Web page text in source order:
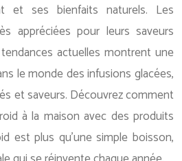
et ses bienfaits naturels. Les
appréciées pour leurs saveurs
tendances actuelles montrent une
le monde des infusions glacées,
et saveurs. Découvrez comment
à la maison avec des produits
est plus qu’une simple boisson,